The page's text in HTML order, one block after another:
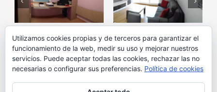
septiembre 13th, 2017 septiembre 13th, 2017
Utilizamos cookies propias y de terceros para garantizar el
funcionamiento de la web, medir su uso y mejorar nuestros
servicios. Puede aceptar todas las cookies, rechazar las no
necesarias o configurar sus preferencias. Política de cookies